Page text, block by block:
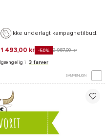
Ikke underlagt kampagnetilbud.
1 493,00 kr -50% 2 987,00 kr
i 3 farver
SAMMENLIGN